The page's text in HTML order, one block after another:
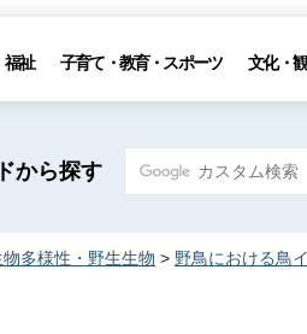
福祉 子育て・教育・スポーツ 文化・
から探す
物多様性・野生生物 > 野鳥における鳥